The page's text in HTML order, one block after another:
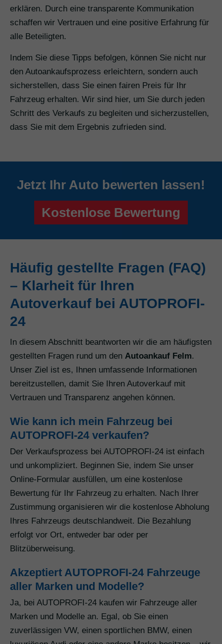
erklären. Durch eine transparente Kommunikation
schaffen wir Vertrauen und eine positive Erfahrung für
alle Beteiligten.
Indem Sie diese Tipps befolgen, können Sie nicht nur
den Autoankaufsprozess erleichtern, sondern auch
sicherstellen, dass Sie einen fairen Preis für Ihr
Fahrzeug erhalten. Wir sind hier, um Sie durch jeden
Schritt des Verkaufs zu begleiten und sicherzustellen,
dass Sie mit dem Ergebnis zufrieden sind.
Jetzt Ihr Auto bewerten lassen!
Kostenlose Bewertung
Häufig gestellte Fragen (FAQ)
– Klarheit für Ihren
Autoverkauf bei AUTOPROFI-
24
In diesem Abschnitt beantworten wir die am häufigsten
gestellten Fragen rund um den Autoankauf Felm.
Unser Ziel ist es, Ihnen umfassende Informationen
bereitzustellen, damit Sie Ihren Autoverkauf mit
Vertrauen und Transparenz angehen können.
Wie kann ich mein Fahrzeug bei
AUTOPROFI-24 verkaufen?
Der Verkaufsprozess bei AUTOPROFI-24 ist einfach
und unkompliziert. Beginnen Sie, indem Sie unser
Online-Formular ausfüllen, um eine kostenlose
Bewertung für Ihr Fahrzeug zu erhalten. Nach Ihrer
Zustimmung organisieren wir die kostenlose Abholung
Ihres Fahrzeugs deutschlandweit. Die Bezahlung
erfolgt vor Ort, entweder bar oder per
Blitzüberweisung.
Akzeptiert AUTOPROFI-24 Fahrzeuge
aller Marken und Modelle?
Ja, bei AUTOPROFI-24 kaufen wir Fahrzeuge aller
Marken und Modelle an. Egal, ob Sie einen
zuverlässigen VW, einen sportlichen BMW, einen